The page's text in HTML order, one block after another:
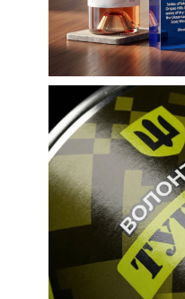
Етикетки
Етикетки для
Етикетки
тушонки